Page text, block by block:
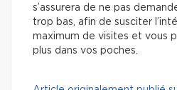
s’assurera de ne pas
trop bas, afin de susciter
maximum de visites et vous
plus dans vos poches.